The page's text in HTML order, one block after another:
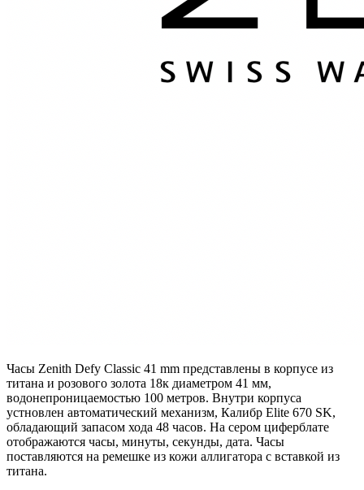
Часы Zenith Defy Classic 41 mm представлены в корпусе из
титана и розового золота 18к диаметром 41 мм,
водонепроницаемостью 100 метров. Внутри корпуса
устновлен автоматический механизм, Калибр Elite 670 SK,
обладающий запасом хода 48 часов. На сером циферблате
отображаются часы, минуты, секунды, дата. Часы
поставляются на ремешке из кожи аллигатора с вставкой из
титана.